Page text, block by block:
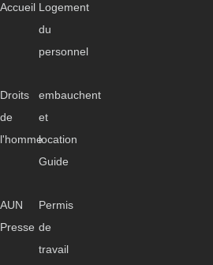
Accueil Logement
du
personnel
Droits
de
l'homme
embauchent
et
location
Guide
AUN
Presse
Permis
de
travail